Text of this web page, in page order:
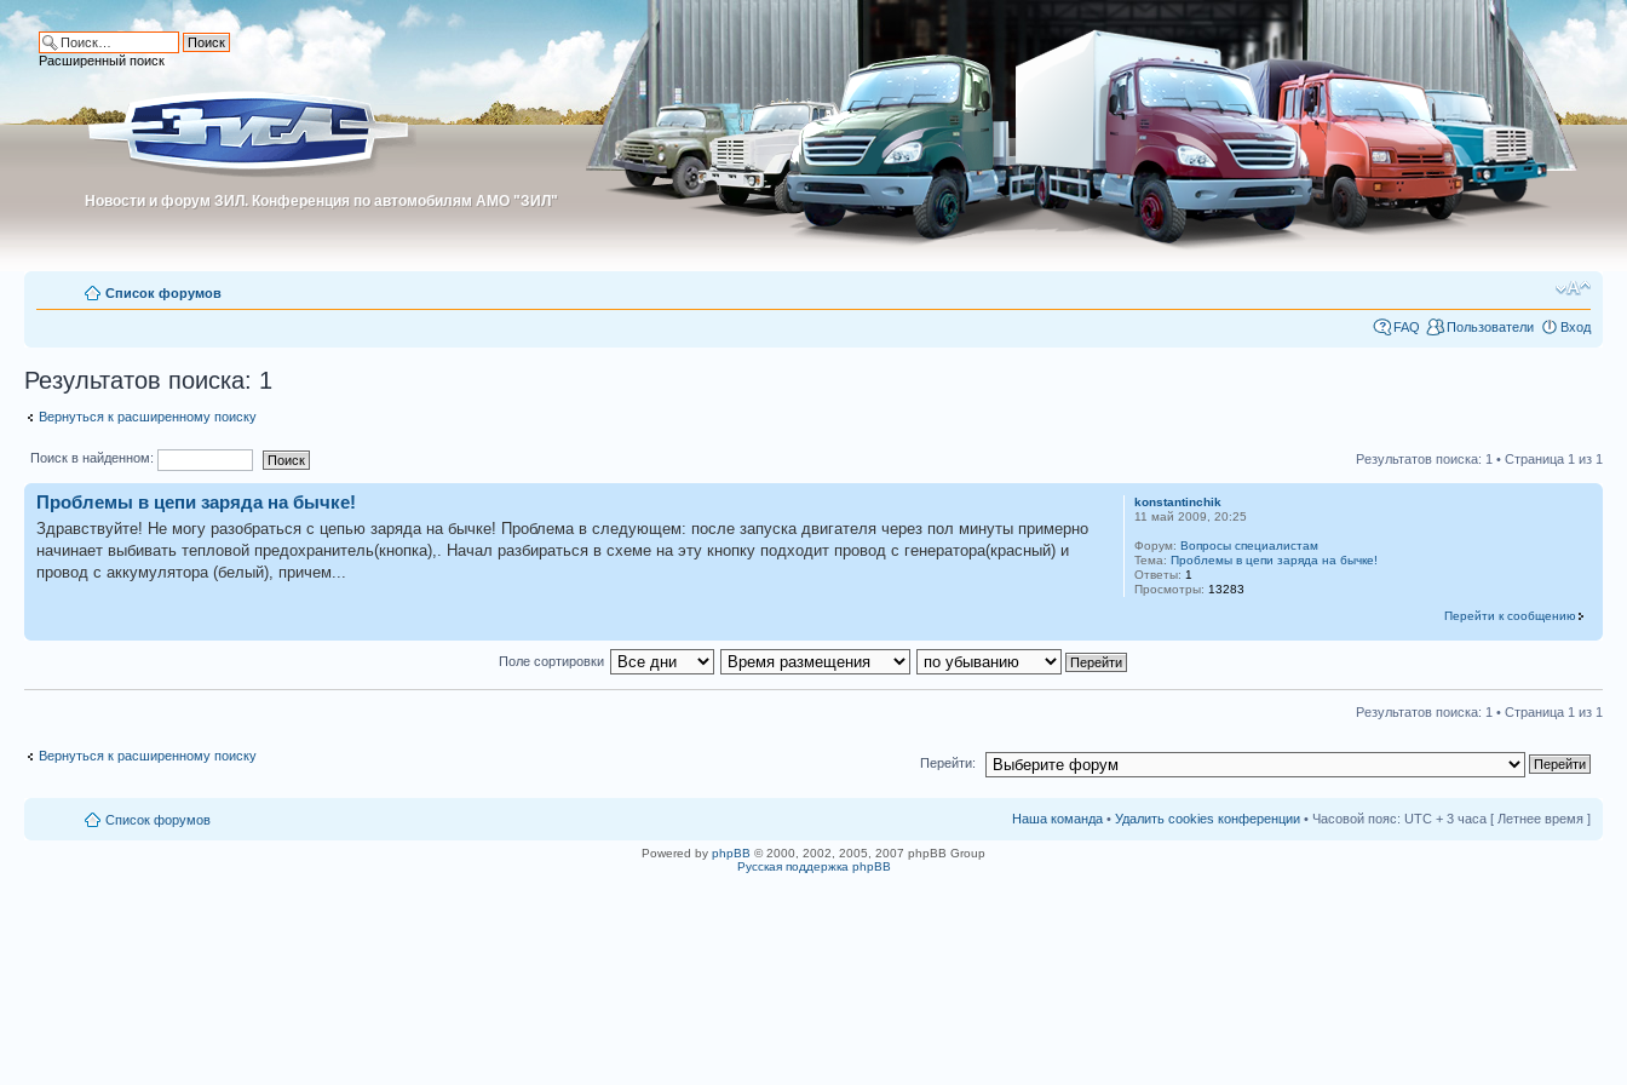
Новости и форум ЗИЛ. Конференция по автомобилям АМО "ЗИЛ"
Новости и форум ЗИЛ. Конференция по автомобилям АМО "ЗИЛ"
Расширенный поиск
Список форумов
FAQ Пользователи Вход
Результатов поиска: 1
Вернуться к расширенному поиску
Поиск в найденном: Результатов поиска: 1 • Страница 1 из 1
Проблемы в цепи заряда на бычке!
Здравствуйте! Не могу разобраться с цепью заряда на бычке! Проблема в следующем: после запуска двигателя через пол минуты примерно
начинает выбивать тепловой предохранитель(кнопка),. Начал разбираться в схеме на эту кнопку подходит провод с генератора(красный) и
провод с аккумулятора (белый), причем...
konstantinchik
11 май 2009, 20:25
Форум: Вопросы специалистам
Тема: Проблемы в цепи заряда на бычке!
Ответы: 1
Просмотры: 13283
Перейти к сообщению
Поле сортировки
Результатов поиска: 1 • Страница 1 из 1
Вернуться к расширенному поиску
Перейти:
Список форумов Наша команда • Удалить cookies конференции • Часовой пояс: UTC + 3 часа [ Летнее время ]
Powered by phpBB © 2000, 2002, 2005, 2007 phpBB Group
Русская поддержка phpBB